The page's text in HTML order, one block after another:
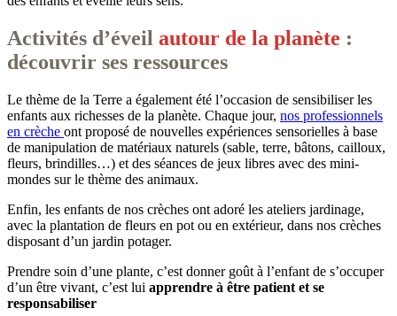
Activités d’éveil autour de la planète :
découvrir ses ressources
Le thème de la Terre a également été l’occasion de sensibiliser les
enfants aux richesses de la planète. Chaque jour, nos professionnels
en crèche ont proposé de nouvelles expériences sensorielles à base
de manipulation de matériaux naturels (sable, terre, bâtons, cailloux,
fleurs, brindilles…) et des séances de jeux libres avec des mini-
mondes sur le thème des animaux.
Enfin, les enfants de nos crèches ont adoré les ateliers jardinage,
avec la plantation de fleurs en pot ou en extérieur, dans nos crèches
disposant d’un jardin potager.
Prendre soin d’une plante, c’est donner goût à l’enfant de s’occuper
d’un être vivant, c’est lui apprendre à être patient et se
responsabiliser